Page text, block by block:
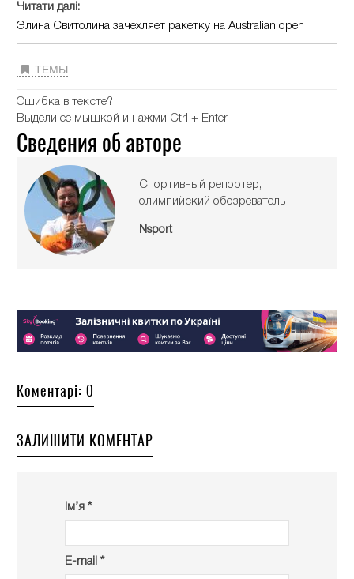
Читати далі:
Элина Свитолина зачехляет ракетку на Australian open
ТЕМЫ
Ошибка в тексте?
Выдели ее мышкой и нажми Ctrl + Enter
Сведения об авторе
Спортивный репортер,
олимпийский обозреватель
Nsport
Коментарі: 0
ЗАЛИШИТИ КОМЕНТАР
Ім’я *
E-mail *